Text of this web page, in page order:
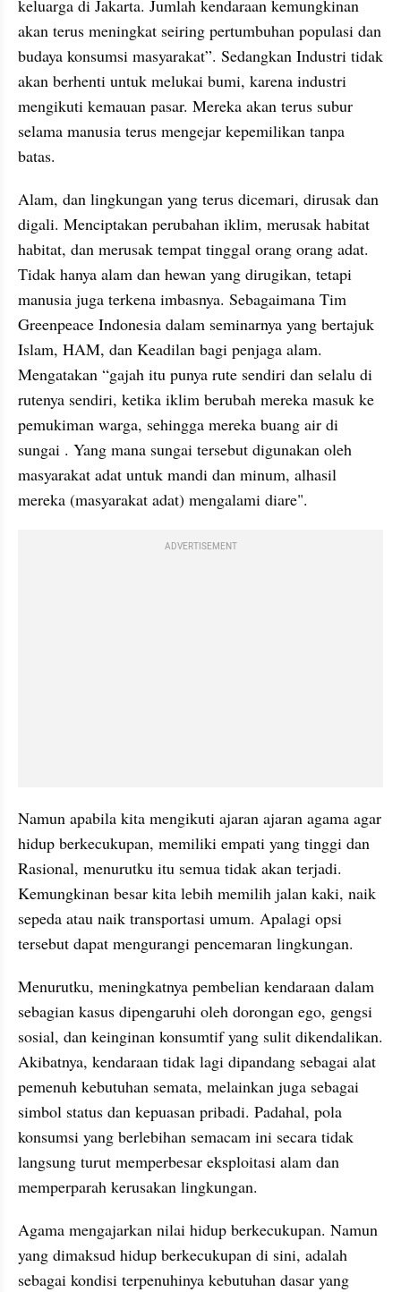
keluarga di Jakarta. Jumlah kendaraan kemungkinan
akan terus meningkat seiring pertumbuhan populasi dan
budaya konsumsi masyarakat”. Sedangkan Industri tidak
akan berhenti untuk melukai bumi, karena industri
mengikuti kemauan pasar. Mereka akan terus subur
selama manusia terus mengejar kepemilikan tanpa
batas.
Alam, dan lingkungan yang terus dicemari, dirusak dan
digali. Menciptakan perubahan iklim, merusak habitat
habitat, dan merusak tempat tinggal orang orang adat.
Tidak hanya alam dan hewan yang dirugikan, tetapi
manusia juga terkena imbasnya. Sebagaimana Tim
Greenpeace Indonesia dalam seminarnya yang bertajuk
Islam, HAM, dan Keadilan bagi penjaga alam.
Mengatakan “gajah itu punya rute sendiri dan selalu di
rutenya sendiri, ketika iklim berubah mereka masuk ke
pemukiman warga, sehingga mereka buang air di
sungai . Yang mana sungai tersebut digunakan oleh
masyarakat adat untuk mandi dan minum, alhasil
mereka (masyarakat adat) mengalami diare".
ADVERTISEMENT
Namun apabila kita mengikuti ajaran ajaran agama agar
hidup berkecukupan, memiliki empati yang tinggi dan
Rasional, menurutku itu semua tidak akan terjadi.
Kemungkinan besar kita lebih memilih jalan kaki, naik
sepeda atau naik transportasi umum. Apalagi opsi
tersebut dapat mengurangi pencemaran lingkungan.
Menurutku, meningkatnya pembelian kendaraan dalam
sebagian kasus dipengaruhi oleh dorongan ego, gengsi
sosial, dan keinginan konsumtif yang sulit dikendalikan.
Akibatnya, kendaraan tidak lagi dipandang sebagai alat
pemenuh kebutuhan semata, melainkan juga sebagai
simbol status dan kepuasan pribadi. Padahal, pola
konsumsi yang berlebihan semacam ini secara tidak
langsung turut memperbesar eksploitasi alam dan
memperparah kerusakan lingkungan.
Agama mengajarkan nilai hidup berkecukupan. Namun
yang dimaksud hidup berkecukupan di sini, adalah
sebagai kondisi terpenuhinya kebutuhan dasar yang